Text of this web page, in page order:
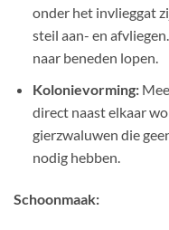
onder het invlieggat
steil aan- en
naar beneden lopen.
Kolonievorming:
direct naast elkaar
gierzwaluwen die
nodig hebben.
Schoonmaak: